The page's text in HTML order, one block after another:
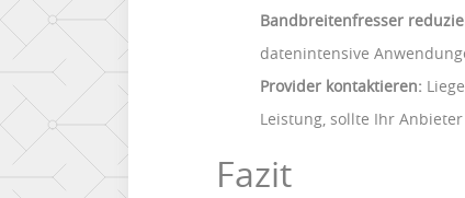
Bandbreitenfresser
datenintensive
Provider kontaktieren:
Leistung, sollte Ihr
Fazit